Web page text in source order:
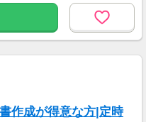
サービス
入してい
なりま
作成が得意な方|定時